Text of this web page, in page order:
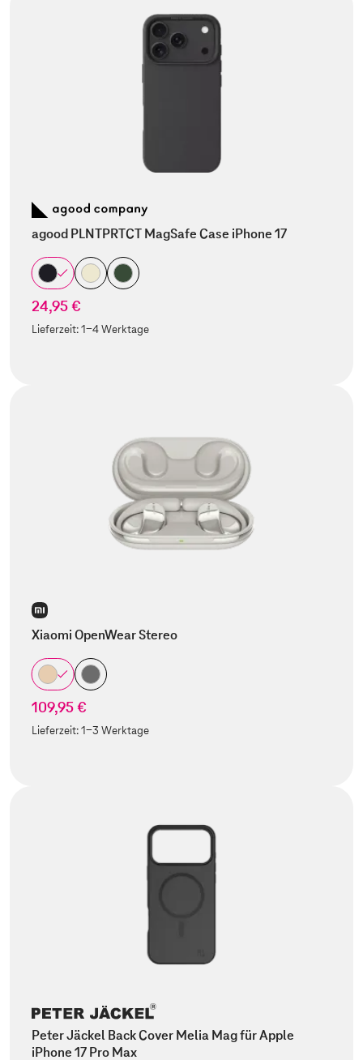
agood PLNTPRTCT MagSafe Case iPhone 17
24,95 €
Lieferzeit:1-4 Werktage
Xiaomi OpenWear Stereo
109,95 €
Lieferzeit:1-3 Werktage
Peter Jäckel Back Cover Melia Mag für Apple
iPhone 17 Pro Max